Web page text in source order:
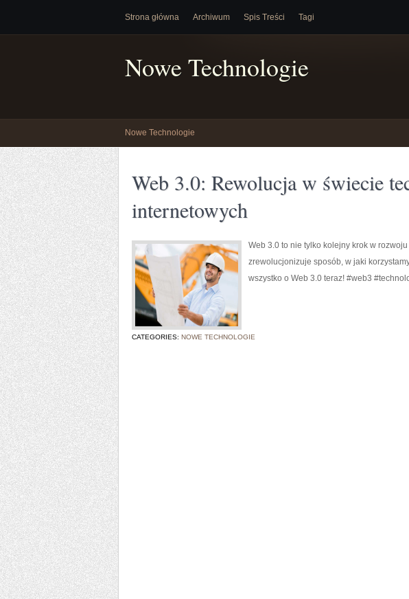
Strona główna Archiwum Spis Treści Tagi
Nowe Technologie
Nowe Technologie
Web 3.0: Rewolucja w świecie
internetowych
Web 3.0 to nie tylko kolejny krok w
zrewolucjonizuje sposób, w jaki
wszystko o Web 3.0 teraz! #web3
CATEGORIES: NOWE TECHNOLOGIE